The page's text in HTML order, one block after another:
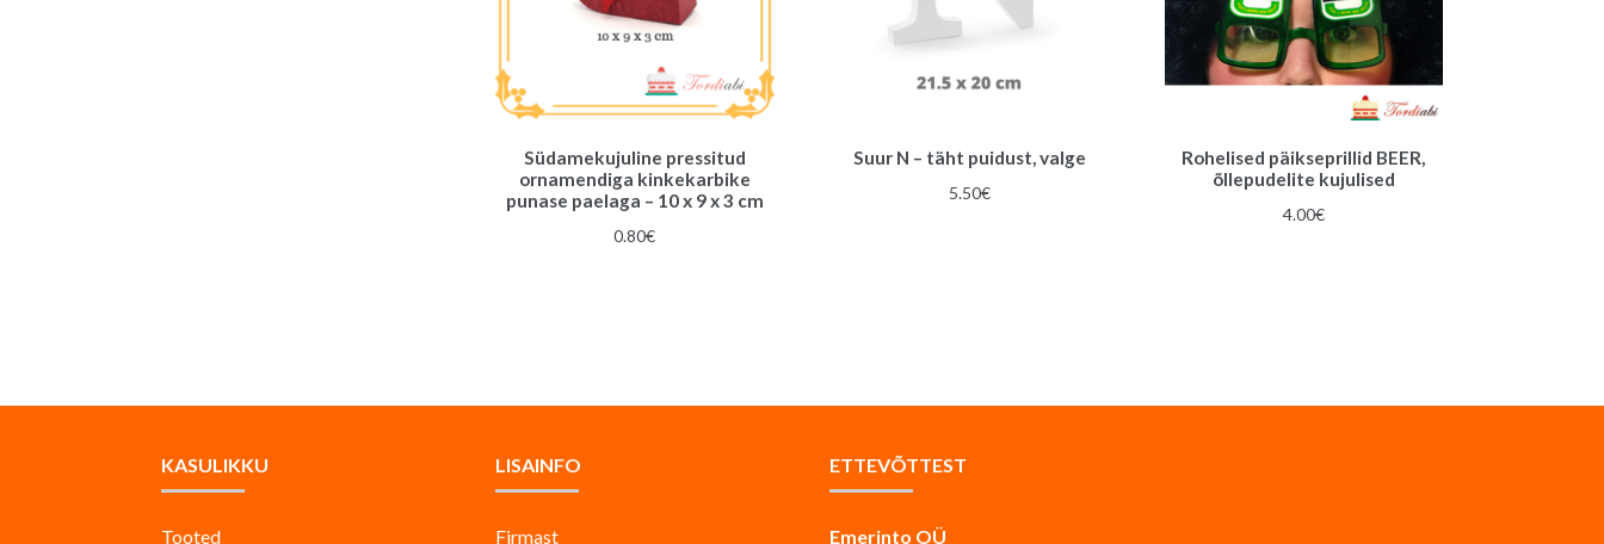
Südamekujuline pressitud
ornamendiga kinkekarbike
punase paelaga – 10 x 9 x 3 cm
0.80€
Suur N – täht puidust, valge
5.50€
Rohelised päikseprillid BEER,
õllepudelite kujulised
4.00€
KASULIKKU
Tooted
LISAINFO
Firmast
ETTEVÕTTEST
Emerinto OÜ